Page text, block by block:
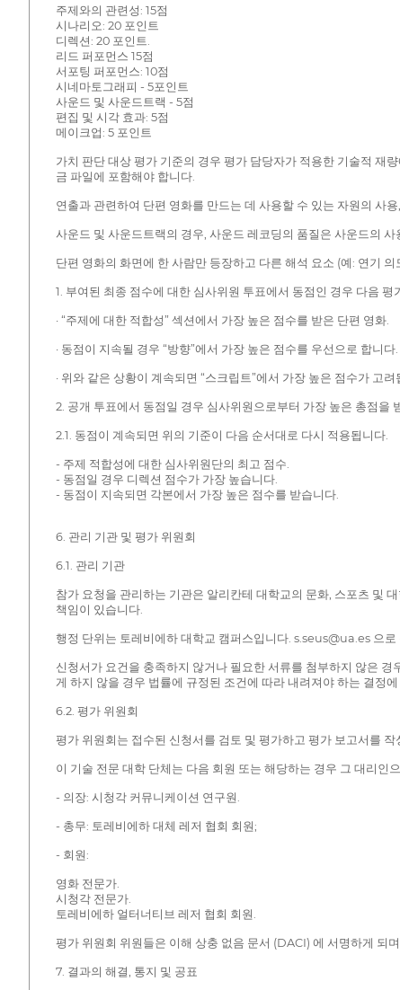
주제와의 관련성: 15점
시나리오: 20 포인트
디렉션: 20 포인트.
리드 퍼포먼스 15점
서포팅 퍼포먼스: 10점
시네마토그래피 - 5포인트
사운드 및 사운드트랙 - 5점
편집 및 시각 효과: 5점
메이크업: 5 포인트
가치 판단 대상 평가 기준의 경우 평가 담당자가 적용한 기술적 재
금 파일에 포함해야 합니다.
연출과 관련하여 단편 영화를 만드는 데 사용할 수 있는 자원의 사
사운드 및 사운드트랙의 경우, 사운드 레코딩의 품질은 사운드의
단편 영화의 화면에 한 사람만 등장하고 다른 해석 요소 (예: 연기
1. 부여된 최종 점수에 대한 심사위원 투표에서 동점인 경우 다음
· “주제에 대한 적합성” 섹션에서 가장 높은 점수를 받은 단편 영화.
· 동점이 지속될 경우 “방향”에서 가장 높은 점수를 우선으로 합니다.
· 위와 같은 상황이 계속되면 “스크립트”에서 가장 높은 점수가 고려
2. 공개 투표에서 동점일 경우 심사위원으로부터 가장 높은 총점을
2.1. 동점이 계속되면 위의 기준이 다음 순서대로 다시 적용됩니다.
- 주제 적합성에 대한 심사위원단의 최고 점수.
- 동점일 경우 디렉션 점수가 가장 높습니다.
- 동점이 지속되면 각본에서 가장 높은 점수를 받습니다.
6. 관리 기관 및 평가 위원회
6.1. 관리 기관
참가 요청을 관리하는 기관은 알리칸테 대학교의 문화, 스포츠 및
책임이 있습니다.
행정 단위는 토레비에하 대학교 캠퍼스입니다. s.seus@ua.es 으로
신청서가 요건을 충족하지 않거나 필요한 서류를 첨부하지 않은
게 하지 않을 경우 법률에 규정된 조건에 따라 내려져야 하는 결정
6.2. 평가 위원회
평가 위원회는 접수된 신청서를 검토 및 평가하고 평가 보고서를 작
이 기술 전문 대학 단체는 다음 회원 또는 해당하는 경우 그 대리인
- 의장: 시청각 커뮤니케이션 연구원.
- 총무: 토레비에하 대체 레저 협회 회원;
- 회원:
영화 전문가.
시청각 전문가.
토레비에하 얼터너티브 레저 협회 회원.
평가 위원회 위원들은 이해 상충 없음 문서 (DACI) 에 서명하게 되
7. 결과의 해결, 통지 및 공표